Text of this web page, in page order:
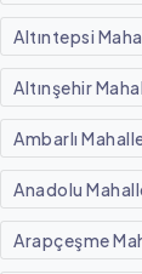
Altıntepsi
Altınşehir
Ambarlı
Anadolu
Arapçeşme